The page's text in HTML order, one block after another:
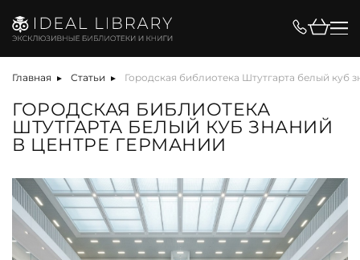
Главная Статьи Городская библиотека Штутгарта белый куб
ГОРОДСКАЯ БИБЛИОТЕКА
ШТУТГАРТА БЕЛЫЙ КУБ ЗНАНИЙ
В ЦЕНТРЕ ГЕРМАНИИ